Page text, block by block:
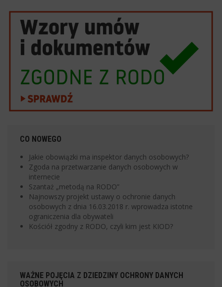
CO NOWEGO
Jakie obowiązki ma inspektor danych osobowych?
Zgoda na przetwarzanie danych osobowych w
internecie
Szantaż „metodą na RODO”
Najnowszy projekt ustawy o ochronie danych
osobowych z dnia 16.03.2018 r. wprowadza istotne
ograniczenia dla obywateli
Kościół zgodny z RODO, czyli kim jest KIOD?
WAŻNE POJĘCIA Z DZIEDZINY OCHRONY DANYCH
OSOBOWYCH